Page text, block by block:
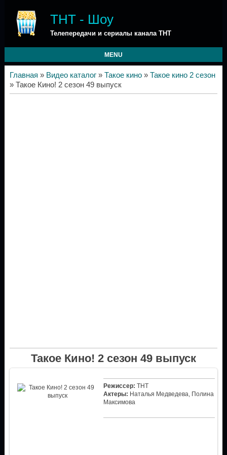
ТНТ - Шоу
Телепередачи и сериалы канала ТНТ
MENU
Главная » Видео каталог» Такое кино» Такое кино 2 сезон
» Такое Кино! 2 сезон 49 выпуск
Такое Кино! 2 сезон 49 выпуск
Режиссер: ТНТ
Актеры: Наталья Медведева, Полина
Максимова